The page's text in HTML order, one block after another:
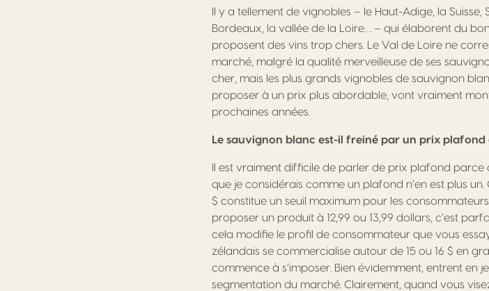
Il y a tellement de vignobles – le Haut-Adige, la Suisse,
Bordeaux, la vallée de la Loire… – qui élaborent du
proposent des vins trop chers. Le Val de Loire ne
marché, malgré la qualité merveilleuse de ses
cher, mais les plus grands vignobles de sauvignon
proposer à un prix plus abordable, vont vraiment
prochaines années.
Le sauvignon blanc est-il freiné par un prix
Il est vraiment difficile de parler de prix plafond parce
que je considérais comme un plafond n’en est plus un.
$ constitue un seuil maximum pour les
proposer un produit à 12,99 ou 13,99 dollars, c’est
cela modifie le profil de consommateur que vous
zélandais se commercialise autour de 15 ou 16 $ en
commence à s’imposer. Bien évidemment, entrent en
segmentation du marché. Clairement, quand vous